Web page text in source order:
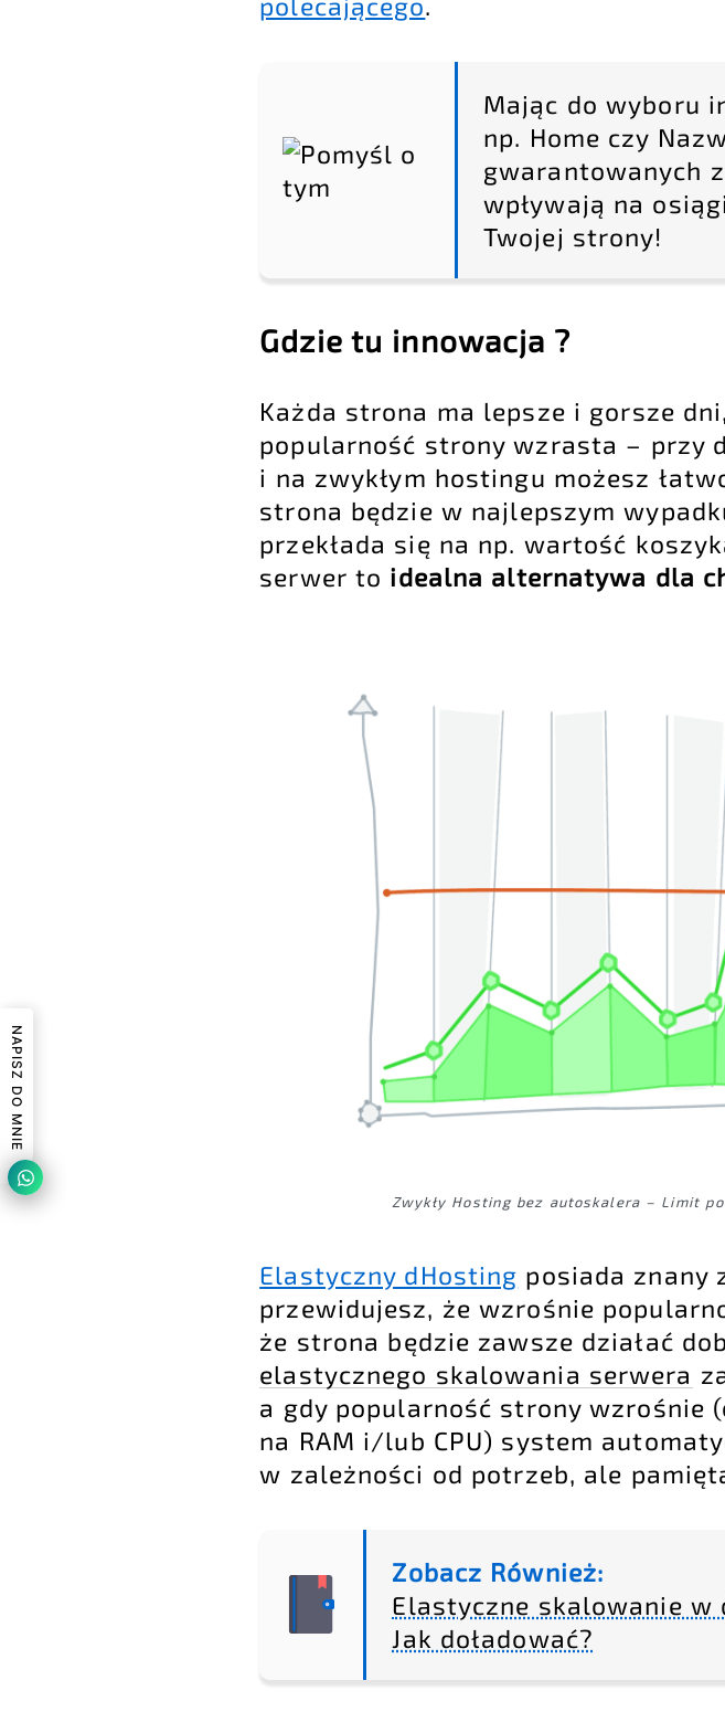
Mając do wyboru
np. Home czy
gwarantowanych
wpływają na
Twojej strony!
Gdzie tu innowacja ?
Każda strona ma lepsze i gorsze
popularność strony wzrasta – przy
i na zwykłym hostingu możesz
strona będzie w najlepszym
przekłada się na np. wartość
serwer to idealna alternatywa dla
Zwykły Hosting bez autoskalera – Limit
Elastyczny dHosting posiada znany
przewidujesz, że wzrośnie
że strona będzie zawsze działać
elastycznego skalowania serwera
a gdy popularność strony wzrośnie
na RAM i/lub CPU) system
w zależności od potrzeb, ale
Zobacz Również:
Elastyczne skalowanie w
Jak doładować?
NAPISZ DO MNIE